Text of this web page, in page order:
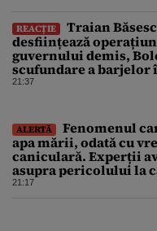
REACȚIE
Traian
desființează
guvernului demis,
scufundare a barjelor
„Este o improvizație”
21:37
ALERTĂ
Fenomenul
apa mării, odată cu
caniculară. Experții
asupra pericolului la
oamenii pot fi expuși
21:17